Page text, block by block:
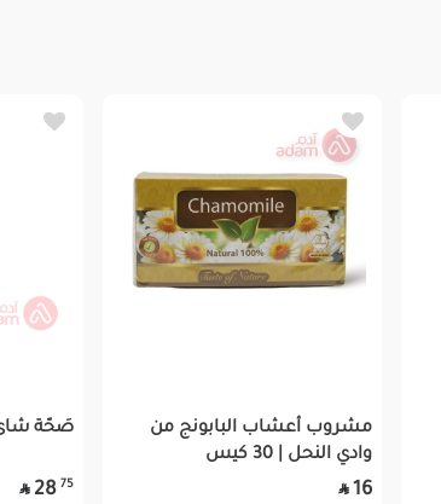
مشروب أعشاب البابونج من
وادي النحل | 30 كيس
16

صَحّة شاى
75
28
